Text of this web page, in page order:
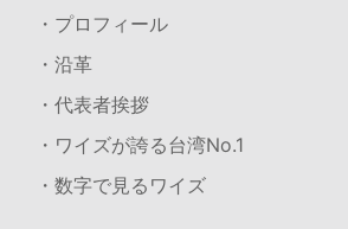
・プロフィール
・沿革
・代表者挨拶
・ワイズが誇る台湾No.1
・数字で見るワイズ